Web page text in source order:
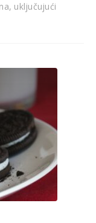
uključujući